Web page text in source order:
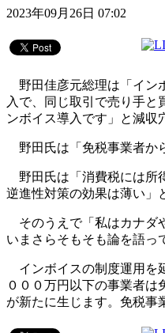
2023年09月26日 07:02
野田佳彦元総理は「イン
入で、同じ取引で売り手
ンボイス導入です」と減収
野田氏は「免税事業者か
野田氏は「消費税には所
逆進性対策の効果は薄い」
そのうえで「私はカナダ
いまさらそもそも論を語っ
インボイスの制度運用を
０００万円以下の事業者
が新たに生じます。免税事